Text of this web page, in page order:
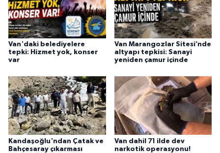
Van'daki belediyelere
tepki: Hizmet yok, konser
var
Van Marangozlar Sitesi’nde
altyapı tepkisi: Sanayi
yeniden çamur içinde
Kandaşoğlu'ndan Çatak ve
Bahçesaray çıkarması
Van dahil 71 ilde dev
narkotik operasyonu!